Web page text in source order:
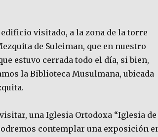
visitado, a la zona de la torre
de Suleiman, que en nuestro
estuvo cerrada todo el día, si bien,
la Biblioteca Musulmana, ubicada
una Iglesia Ortodoxa “Iglesia de
contemplar una exposición